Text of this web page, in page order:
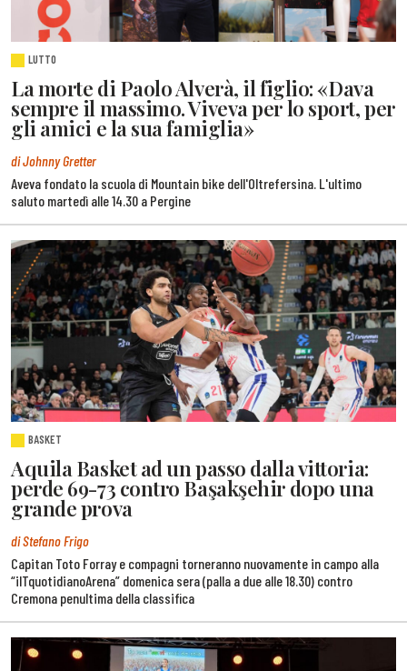
LUTTO
La morte di Paolo Alverà, il figlio: «Dava
sempre il massimo. Viveva per lo sport, per
gli amici e la sua famiglia»
di Johnny Gretter
Aveva fondato la scuola di Mountain bike dell'Oltrefersina. L'ultimo
saluto martedì alle 14.30 a Pergine
BASKET
Aquila Basket ad un passo dalla vittoria:
perde 69-73 contro Başakşehir dopo una
grande prova
di Stefano Frigo
Capitan Toto Forray e compagni torneranno nuovamente in campo alla
“ilTquotidianoArena” domenica sera (palla a due alle 18.30) contro
Cremona penultima della classifica